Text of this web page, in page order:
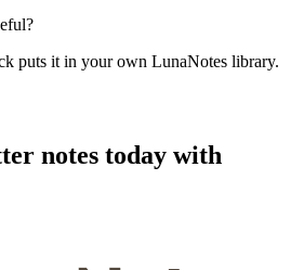
puts it in your own LunaNotes library.
notes today with